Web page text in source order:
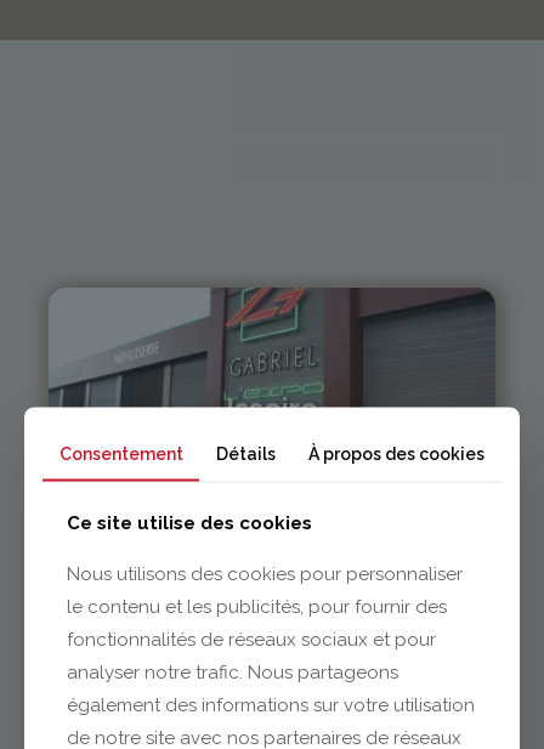
Issoire
Clermont-Ferrand
Consentement Détails À propos des cookies
Ce site utilise des cookies
Nous utilisons des cookies pour personnaliser
le contenu et les publicités, pour fournir des
fonctionnalités de réseaux sociaux et pour
analyser notre trafic. Nous partageons
également des informations sur votre utilisation
de notre site avec nos partenaires de réseaux